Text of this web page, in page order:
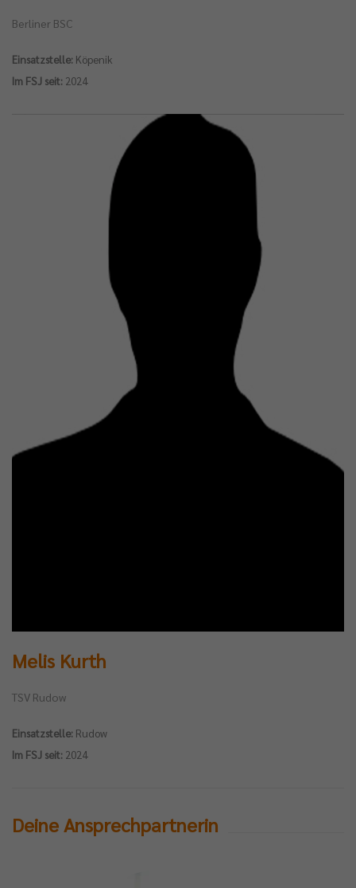
Berliner BSC
Einsatzstelle: Köpenik
Im FSJ seit: 2024
Melis Kurth
TSV Rudow
Einsatzstelle: Rudow
Im FSJ seit: 2024
Deine Ansprechpartnerin